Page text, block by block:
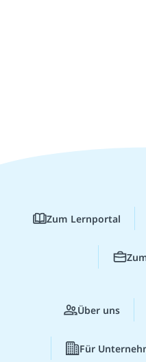
Zum Lernportal
Über uns
Für